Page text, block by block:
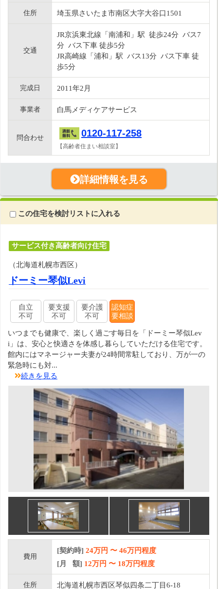
住所 埼玉県さいたま市南区大字大谷口1501
交通
JR京浜東北線「南浦和」駅 徒歩24分 バス7
分 バス下車 徒歩5分
JR高崎線「浦和」駅 バス13分 バス下車 徒
歩5分
完成日 2011年2月
事業者 白馬メディケアサービス
問合わせ 0120-117-258
【高齢者住まい相談室】
詳細情報を見る
この住宅を検討リストに入れる
サービス付き高齢者向け住宅
（北海道札幌市西区）
ドーミー琴似Levi
自立
不可
要支援
不可
要介護
不可
認知症
要相談
いつまでも健康で、楽しく過ごす毎日を「ドーミー琴似Lev
i」は、安心と快適さを体感し暮らしていただける住宅です。
館内にはマネージャー夫妻が24時間常駐しており、万が一の
緊急時にも対...
続きを見る
費用
[契約時] 24万円 〜 46万円程度
[月 額] 12万円 〜 18万円程度
住所 北海道札幌市西区琴似四条二丁目6-18